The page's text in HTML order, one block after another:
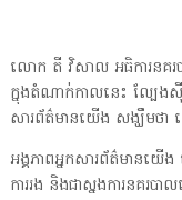
លោក តី វិសាល អធិការនគរ
ក្នុងតំណាក់កាលនេះ ល្បែង
សារព័ត៌មានយើង សង្ឃឹមថា
អង្គភាពអ្នកសារព័ត៌មានយ
ការរង និងជាស្នងការនគរ